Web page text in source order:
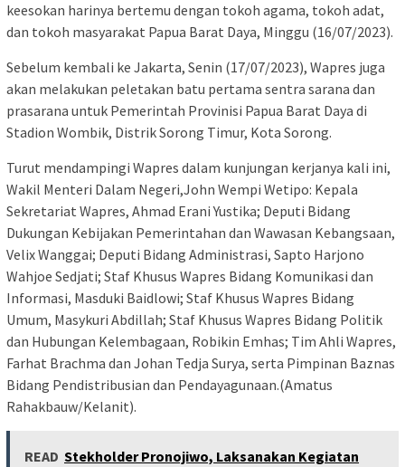
keesokan harinya bertemu dengan tokoh agama, tokoh adat,
dan tokoh masyarakat Papua Barat Daya, Minggu (16/07/2023).
Sebelum kembali ke Jakarta, Senin (17/07/2023), Wapres juga
akan melakukan peletakan batu pertama sentra sarana dan
prasarana untuk Pemerintah Provinisi Papua Barat Daya di
Stadion Wombik, Distrik Sorong Timur, Kota Sorong.
Turut mendampingi Wapres dalam kunjungan kerjanya kali ini,
Wakil Menteri Dalam Negeri,John Wempi Wetipo: Kepala
Sekretariat Wapres, Ahmad Erani Yustika; Deputi Bidang
Dukungan Kebijakan Pemerintahan dan Wawasan Kebangsaan,
Velix Wanggai; Deputi Bidang Administrasi, Sapto Harjono
Wahjoe Sedjati; Staf Khusus Wapres Bidang Komunikasi dan
Informasi, Masduki Baidlowi; Staf Khusus Wapres Bidang
Umum, Masykuri Abdillah; Staf Khusus Wapres Bidang Politik
dan Hubungan Kelembagaan, Robikin Emhas; Tim Ahli Wapres,
Farhat Brachma dan Johan Tedja Surya, serta Pimpinan Baznas
Bidang Pendistribusian dan Pendayagunaan.(Amatus
Rahakbauw/Kelanit).
READ Stekholder Pronojiwo, Laksanakan Kegiatan